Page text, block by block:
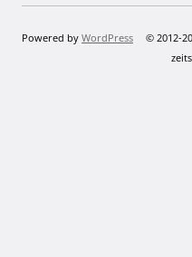
Powered by WordPress
© 2012-